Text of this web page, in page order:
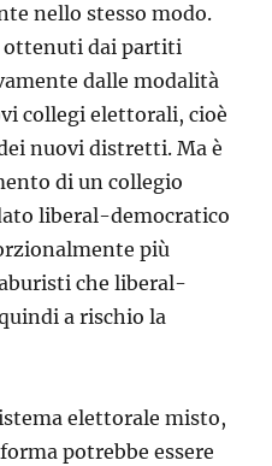
nello stesso modo.
ottenuti dai partiti
dalle modalità
collegi elettorali, cioè
nuovi distretti. Ma è
di un collegio
liberal-democratico
più
che liberal-
a rischio la
elettorale misto,
potrebbe essere